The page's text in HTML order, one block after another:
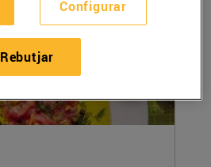
Configurar
Rebutjar